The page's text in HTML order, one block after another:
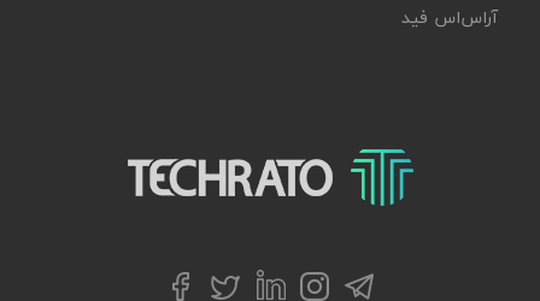
آر‌اس‌اس فید
تکراتو – زندگی با تکنولوژی
تلگراماینستاگرام
لینکداینتوییترفیسبوک